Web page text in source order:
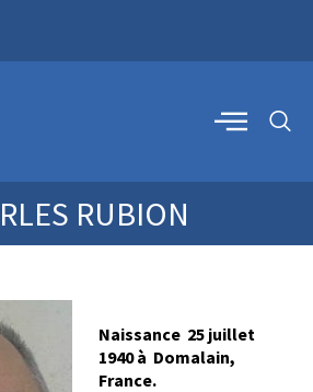
RUBION
Naissance 25 juillet
1940 à Domalain,
France.